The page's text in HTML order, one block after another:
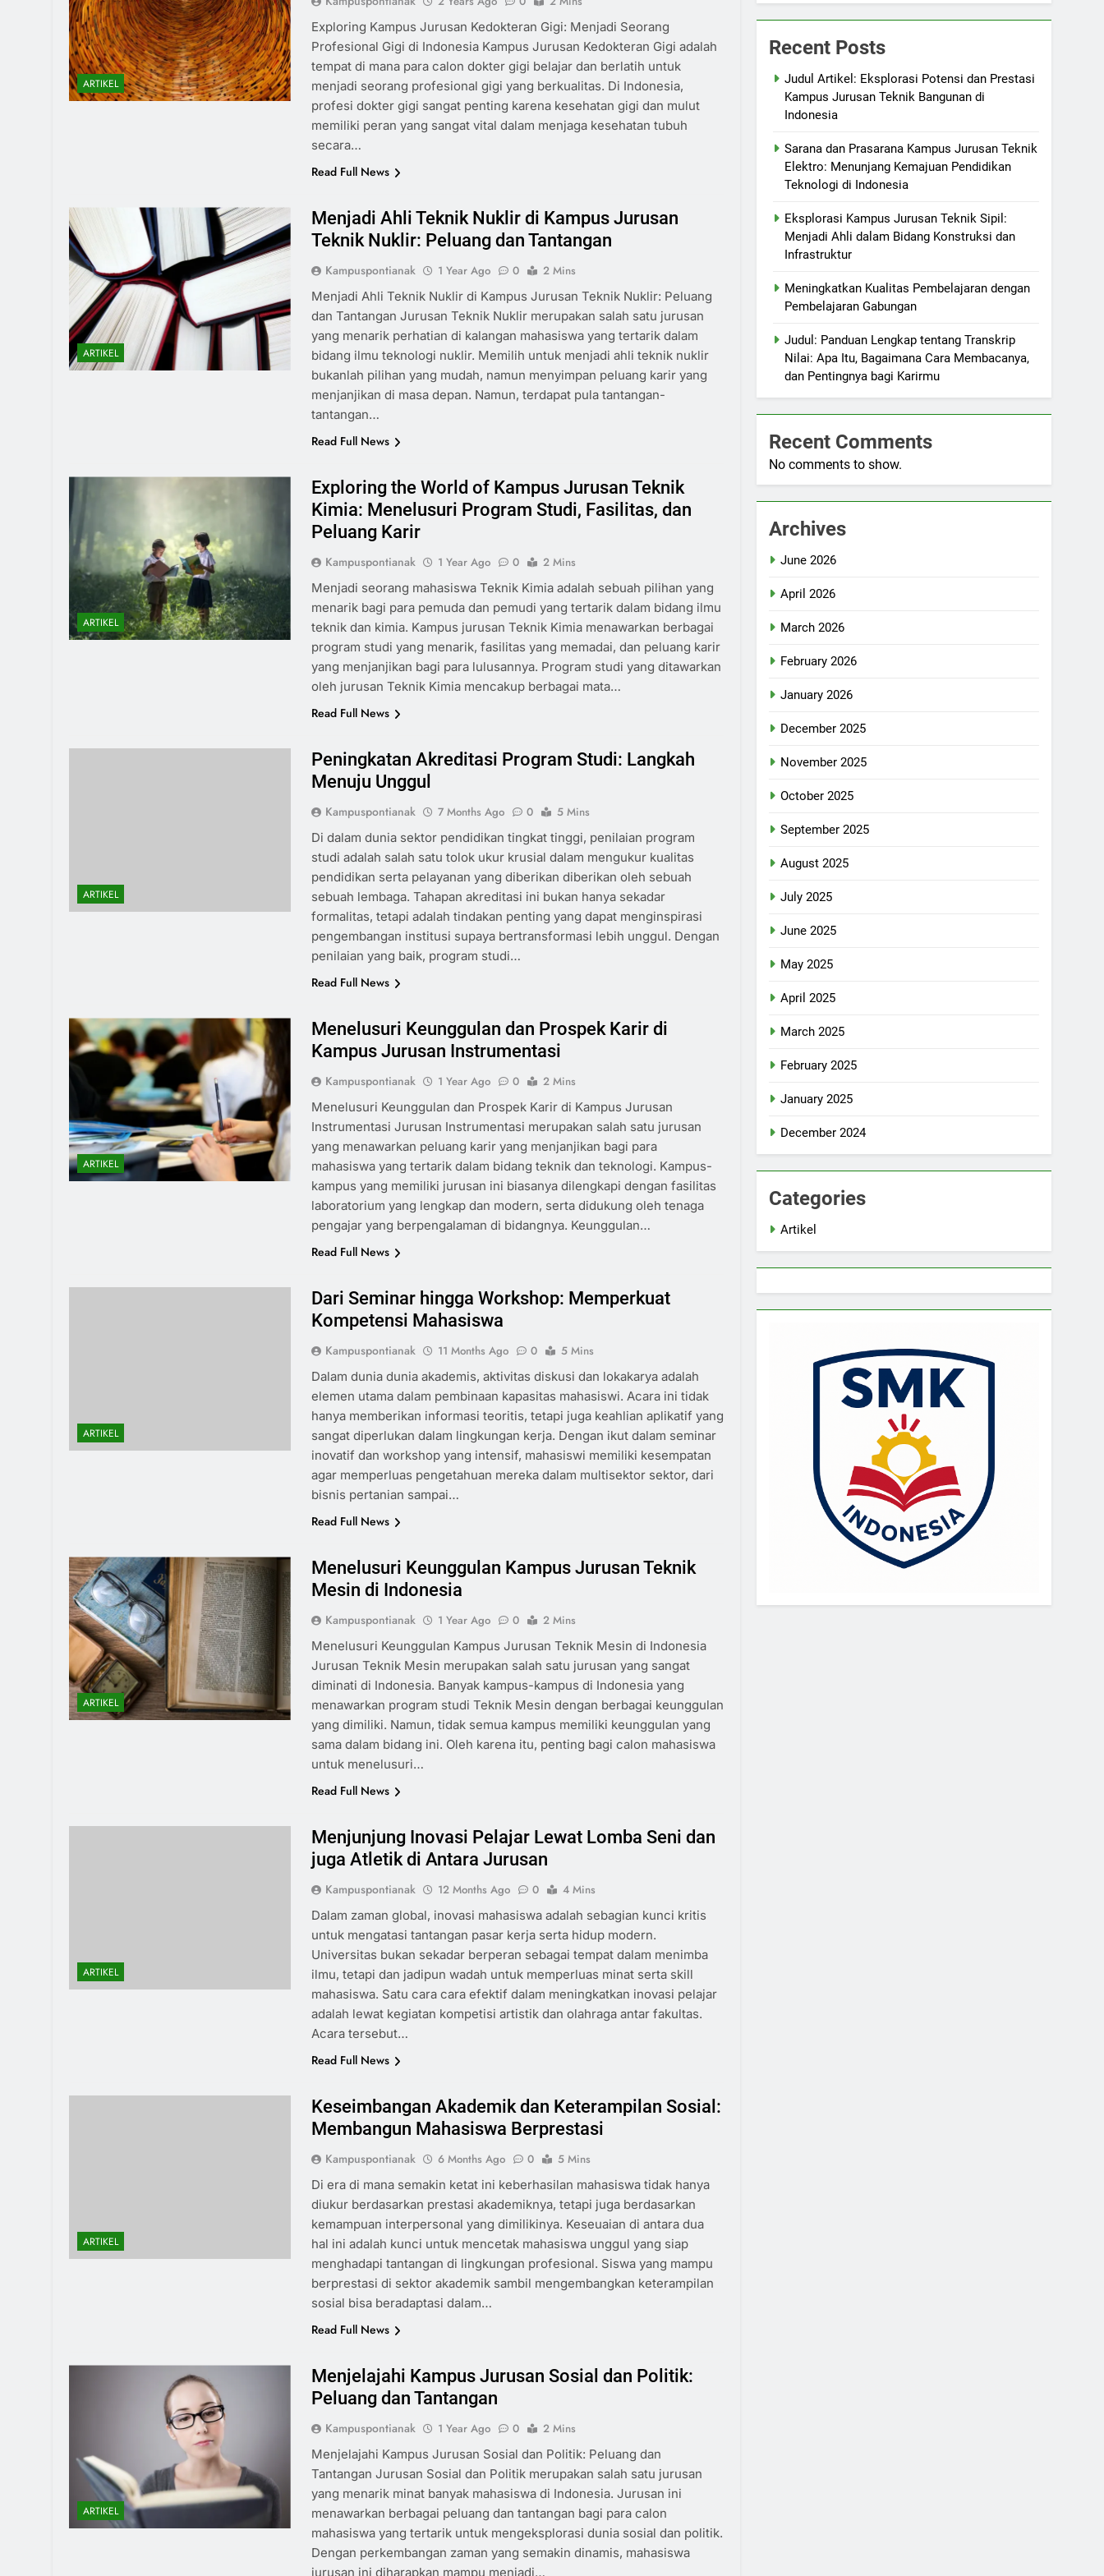
ARTIKEL
Exploring Kampus Jurusan Kedokteran Gigi: Menjadi Seorang
Profesional Gigi di Indonesia Kampus Jurusan Kedokteran Gigi adalah
tempat di mana para calon dokter gigi belajar dan berlatih untuk
menjadi seorang profesional gigi yang berkualitas. Di Indonesia,
profesi dokter gigi sangat penting karena kesehatan gigi dan mulut
memiliki peran yang sangat vital dalam menjaga kesehatan tubuh
secara…
Read Full News
ARTIKEL
Menjadi Ahli Teknik Nuklir di Kampus Jurusan
Teknik Nuklir: Peluang dan Tantangan
Kampuspontianak 1 Year Ago 0
2 Mins
Menjadi Ahli Teknik Nuklir di Kampus Jurusan Teknik Nuklir: Peluang
dan Tantangan Jurusan Teknik Nuklir merupakan salah satu jurusan
yang menarik perhatian di kalangan mahasiswa yang tertarik dalam
bidang ilmu teknologi nuklir. Memilih untuk menjadi ahli teknik nuklir
bukanlah pilihan yang mudah, namun menyimpan peluang karir yang
menjanjikan di masa depan. Namun, terdapat pula tantangan-
tantangan…
Read Full News
ARTIKEL
Exploring the World of Kampus Jurusan Teknik
Kimia: Menelusuri Program Studi, Fasilitas, dan
Peluang Karir
Kampuspontianak 1 Year Ago 0
2 Mins
Menjadi seorang mahasiswa Teknik Kimia adalah sebuah pilihan yang
menarik bagi para pemuda dan pemudi yang tertarik dalam bidang ilmu
teknik dan kimia. Kampus jurusan Teknik Kimia menawarkan berbagai
program studi yang menarik, fasilitas yang memadai, dan peluang karir
yang menjanjikan bagi para lulusannya. Program studi yang ditawarkan
oleh jurusan Teknik Kimia mencakup berbagai mata…
Read Full News
ARTIKEL
Peningkatan Akreditasi Program Studi: Langkah
Menuju Unggul
Kampuspontianak 7 Months Ago 0
5 Mins
Di dalam dunia sektor pendidikan tingkat tinggi, penilaian program
studi adalah salah satu tolok ukur krusial dalam mengukur kualitas
pendidikan serta pelayanan yang diberikan diberikan oleh sebuah
sebuah lembaga. Tahapan akreditasi ini bukan hanya sekadar
formalitas, tetapi adalah tindakan penting yang dapat menginspirasi
pengembangan institusi supaya bertransformasi lebih unggul. Dengan
penilaian yang baik, program studi…
Read Full News
ARTIKEL
Menelusuri Keunggulan dan Prospek Karir di
Kampus Jurusan Instrumentasi
Kampuspontianak 1 Year Ago 0
2 Mins
Menelusuri Keunggulan dan Prospek Karir di Kampus Jurusan
Instrumentasi Jurusan Instrumentasi merupakan salah satu jurusan
yang menawarkan peluang karir yang menjanjikan bagi para
mahasiswa yang tertarik dalam bidang teknik dan teknologi. Kampus-
kampus yang memiliki jurusan ini biasanya dilengkapi dengan fasilitas
laboratorium yang lengkap dan modern, serta didukung oleh tenaga
pengajar yang berpengalaman di bidangnya. Keunggulan…
Read Full News
ARTIKEL
Dari Seminar hingga Workshop: Memperkuat
Kompetensi Mahasiswa
Kampuspontianak 11 Months Ago 0
5 Mins
Dalam dunia dunia akademis, aktivitas diskusi dan lokakarya adalah
elemen utama dalam pembinaan kapasitas mahasiswi. Acara ini tidak
hanya memberikan informasi teoritis, tetapi juga keahlian aplikatif yang
sangat diperlukan dalam lingkungan kerja. Dengan ikut dalam seminar
inovatif dan workshop yang intensif, mahasiswi memiliki kesempatan
agar memperluas pengetahuan mereka dalam multisektor sektor, dari
bisnis pertanian sampai…
Read Full News
ARTIKEL
Menelusuri Keunggulan Kampus Jurusan Teknik
Mesin di Indonesia
Kampuspontianak 1 Year Ago 0
2 Mins
Menelusuri Keunggulan Kampus Jurusan Teknik Mesin di Indonesia
Jurusan Teknik Mesin merupakan salah satu jurusan yang sangat
diminati di Indonesia. Banyak kampus-kampus di Indonesia yang
menawarkan program studi Teknik Mesin dengan berbagai keunggulan
yang dimiliki. Namun, tidak semua kampus memiliki keunggulan yang
sama dalam bidang ini. Oleh karena itu, penting bagi calon mahasiswa
untuk menelusuri…
Read Full News
ARTIKEL
Menjunjung Inovasi Pelajar Lewat Lomba Seni dan
juga Atletik di Antara Jurusan
Kampuspontianak 12 Months Ago 0
4 Mins
Dalam zaman global, inovasi mahasiswa adalah sebagian kunci kritis
untuk mengatasi tantangan pasar kerja serta hidup modern.
Universitas bukan sekadar berperan sebagai tempat dalam menimba
ilmu, tetapi dan jadipun wadah untuk memperluas minat serta skill
mahasiswa. Satu cara cara efektif dalam meningkatkan inovasi pelajar
adalah lewat kegiatan kompetisi artistik dan olahraga antar fakultas.
Acara tersebut…
Read Full News
ARTIKEL
Keseimbangan Akademik dan Keterampilan Sosial:
Membangun Mahasiswa Berprestasi
Kampuspontianak 6 Months Ago 0
5 Mins
Di era di mana semakin ketat ini keberhasilan mahasiswa tidak hanya
diukur berdasarkan prestasi akademiknya, tetapi juga berdasarkan
kemampuan interpersonal yang dimilikinya. Keseuaian di antara dua
hal ini adalah kunci untuk mencetak mahasiswa unggul yang siap
menghadapi tantangan di lingkungan profesional. Siswa yang mampu
berprestasi di sektor akademik sambil mengembangkan keterampilan
sosial bisa beradaptasi dalam…
Read Full News
ARTIKEL
Menjelajahi Kampus Jurusan Sosial dan Politik:
Peluang dan Tantangan
Kampuspontianak 1 Year Ago 0
2 Mins
Menjelajahi Kampus Jurusan Sosial dan Politik: Peluang dan
Tantangan Jurusan Sosial dan Politik merupakan salah satu jurusan
yang menarik minat banyak mahasiswa di Indonesia. Jurusan ini
menawarkan berbagai peluang dan tantangan bagi para calon
mahasiswa yang tertarik untuk mengeksplorasi dunia sosial dan politik.
Dengan perkembangan zaman yang semakin dinamis, mahasiswa
jurusan ini diharapkan mampu menjadi…
Recent Posts
Judul Artikel: Eksplorasi Potensi dan Prestasi
Kampus Jurusan Teknik Bangunan di
Indonesia
Sarana dan Prasarana Kampus Jurusan Teknik
Elektro: Menunjang Kemajuan Pendidikan
Teknologi di Indonesia
Eksplorasi Kampus Jurusan Teknik Sipil:
Menjadi Ahli dalam Bidang Konstruksi dan
Infrastruktur
Meningkatkan Kualitas Pembelajaran dengan
Pembelajaran Gabungan
Judul: Panduan Lengkap tentang Transkrip
Nilai: Apa Itu, Bagaimana Cara Membacanya,
dan Pentingnya bagi Karirmu
Recent Comments
No comments to show.
Archives
June 2026
April 2026
March 2026
February 2026
January 2026
December 2025
November 2025
October 2025
September 2025
August 2025
July 2025
June 2025
May 2025
April 2025
March 2025
February 2025
January 2025
December 2024
Categories
Artikel